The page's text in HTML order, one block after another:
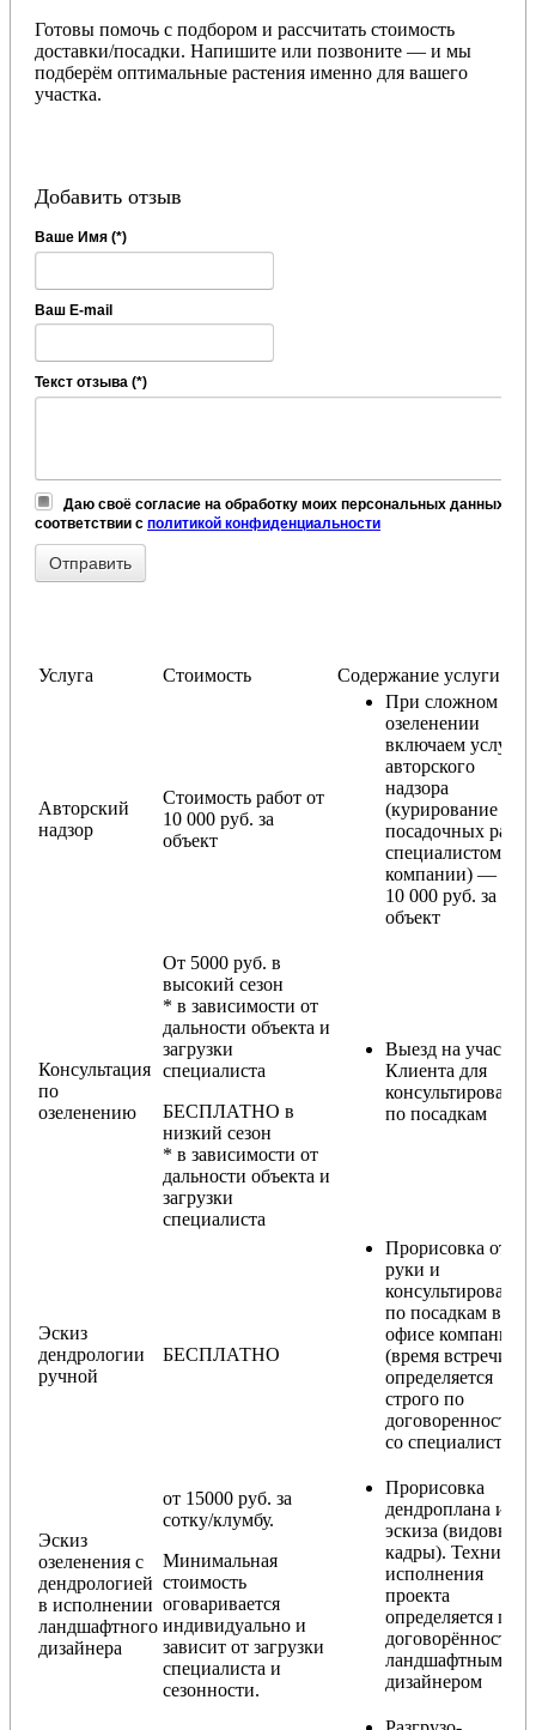
Готовы помочь с подбором и рассчитать стоимость
доставки/посадки. Напишите или позвоните — и мы
подберём оптимальные растения именно для вашего
участка.
Добавить отзыв
Ваше Имя (*)
Ваш E-mail
Текст отзыва (*)
Даю своё согласие на обработку моих персональных данных, в
соответствии с политикой конфиденциальности
Услуга Стоимость Содержание услуги
Авторский
надзор
Стоимость работ от
10 000 руб. за
объект
При сложном
озеленении
включаем услугу
авторского
надзора
(курирование
посадочных работ
специалистом
компании) — от
10 000 руб. за
объект
Консультация
по
озеленению
От 5000 руб. в
высокий сезон
* в зависимости от
дальности объекта и
загрузки
специалиста
БЕСПЛАТНО в
низкий сезон
* в зависимости от
дальности объекта и
загрузки
специалиста
Выезд на участок
Клиента для
консультирования
по посадкам
Эскиз
дендрологии
ручной
БЕСПЛАТНО
Прорисовка от
руки и
консультирование
по посадкам в
офисе компании
(время встречи
определяется
строго по
договоренности
со специалистом)
Эскиз
озеленения с
дендрологией
в исполнении
ландшафтного
дизайнера
от 15000 руб. за
сотку/клумбу.
Минимальная
стоимость
оговаривается
индивидуально и
зависит от загрузки
специалиста и
сезонности.
Прорисовка
дендроплана и
эскиза (видовые
кадры). Техника
исполнения
проекта
определяется по
договорённости с
ландшафтным
дизайнером